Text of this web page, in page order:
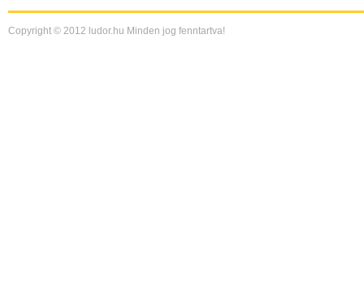
Copyright © 2012 ludor.hu Minden jog fenntartva!